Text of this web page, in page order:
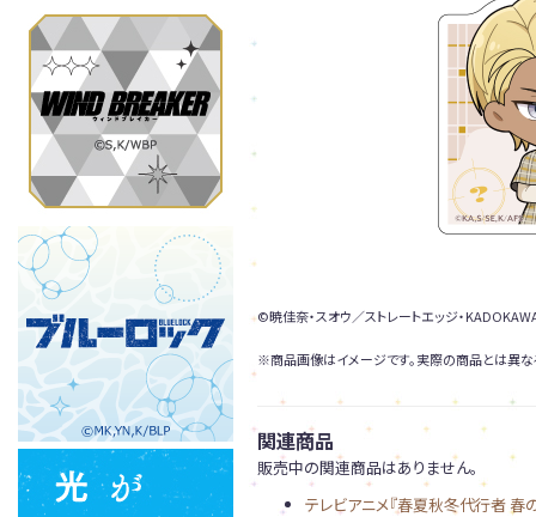
©暁佳奈・スオウ／ストレートエッジ・
※商品画像はイメージです。実際の商品とは異な
関連商品
販売中の関連商品はありません。
テレビアニメ『春夏秋冬代行者 春